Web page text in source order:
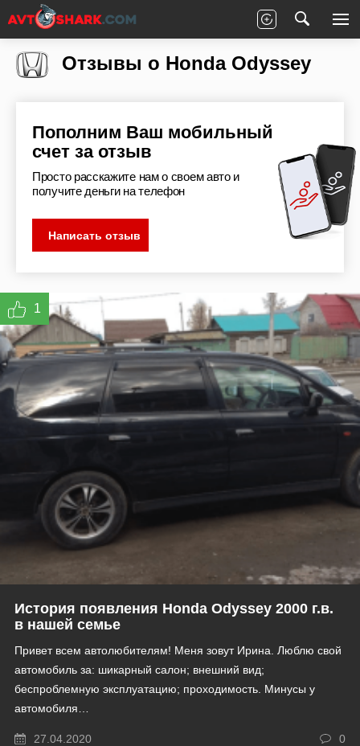
Главная Отзывы Odyssey
Отзывы о Honda Odyssey
Пополним Ваш мобильный
счет за отзыв
Просто расскажите нам о своем авто и
получите деньги на телефон
Написать отзыв
1
История появления Honda Odyssey 2000 г.в.
в нашей семье
Привет всем автолюбителям! Меня зовут Ирина. Люблю свой
автомобиль за: шикарный салон; внешний вид;
беспроблемную эксплуатацию; проходимость. Минусы у
автомобиля…
27.04.2020 0